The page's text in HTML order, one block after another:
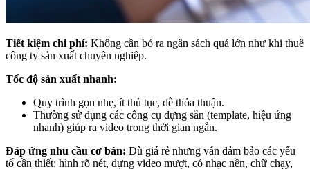
Tiết kiệm chi phí: Không cần bỏ ra ngân sách quá lớn như khi thuê
công ty sản xuất chuyên nghiệp.
Tốc độ sản xuất nhanh:
Quy trình gọn nhẹ, ít thủ tục, dễ thỏa thuận.
Thường sử dụng các công cụ dựng sẵn (template, hiệu ứng
nhanh) giúp ra video trong thời gian ngắn.
Đáp ứng nhu cầu cơ bản: Dù giá rẻ nhưng vẫn đảm bảo các yếu
tố cần thiết: hình rõ nét, dựng video mượt, có nhạc nền, chữ chạy,